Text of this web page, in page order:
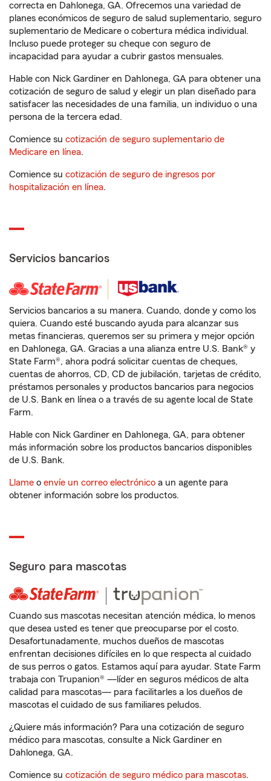
correcta en Dahlonega, GA. Ofrecemos una variedad de
planes económicos de seguro de salud suplementario, seguro
suplementario de Medicare o cobertura médica individual.
Incluso puede proteger su cheque con seguro de
incapacidad para ayudar a cubrir gastos mensuales.
Hable con Nick Gardiner en Dahlonega, GA para obtener una
cotización de seguro de salud y elegir un plan diseñado para
satisfacer las necesidades de una familia, un individuo o una
persona de la tercera edad.
Comience su cotización de seguro suplementario de
Medicare en línea.
Comience su cotización de seguro de ingresos por
hospitalización en línea.
Servicios bancarios
Servicios bancarios a su manera. Cuando, donde y como los
quiera. Cuando esté buscando ayuda para alcanzar sus
metas financieras, queremos ser su primera y mejor opción
en Dahlonega, GA. Gracias a una alianza entre U.S. Bank® y
State Farm®, ahora podrá solicitar cuentas de cheques,
cuentas de ahorros, CD, CD de jubilación, tarjetas de crédito,
préstamos personales y productos bancarios para negocios
de U.S. Bank en línea o a través de su agente local de State
Farm.
Hable con Nick Gardiner en Dahlonega, GA, para obtener
más información sobre los productos bancarios disponibles
de U.S. Bank.
Llame o envíe un correo electrónico a un agente para
obtener información sobre los productos.
Seguro para mascotas
Cuando sus mascotas necesitan atención médica, lo menos
que desea usted es tener que preocuparse por el costo.
Desafortunadamente, muchos dueños de mascotas
enfrentan decisiones difíciles en lo que respecta al cuidado
de sus perros o gatos. Estamos aquí para ayudar. State Farm
trabaja con Trupanion® —líder en seguros médicos de alta
calidad para mascotas— para facilitarles a los dueños de
mascotas el cuidado de sus familiares peludos.
¿Quiere más información? Para una cotización de seguro
médico para mascotas, consulte a Nick Gardiner en
Dahlonega, GA.
Comience su cotización de seguro médico para mascotas.